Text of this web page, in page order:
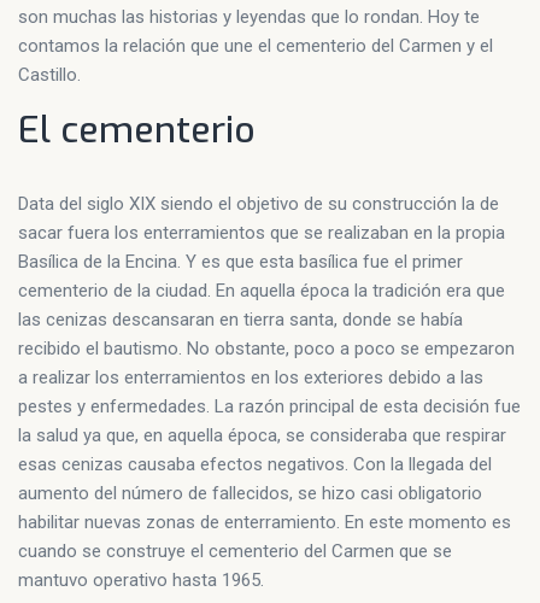
son muchas las historias y leyendas que lo rondan. Hoy te
contamos la relación que une el cementerio del Carmen y el
Castillo.
El cementerio
Data del siglo XIX siendo el objetivo de su construcción la de
sacar fuera los enterramientos que se realizaban en la propia
Basílica de la Encina. Y es que esta basílica fue el primer
cementerio de la ciudad. En aquella época la tradición era que
las cenizas descansaran en tierra santa, donde se había
recibido el bautismo. No obstante, poco a poco se empezaron
a realizar los enterramientos en los exteriores debido a las
pestes y enfermedades. La razón principal de esta decisión fue
la salud ya que, en aquella época, se consideraba que respirar
esas cenizas causaba efectos negativos. Con la llegada del
aumento del número de fallecidos, se hizo casi obligatorio
habilitar nuevas zonas de enterramiento. En este momento es
cuando se construye el cementerio del Carmen que se
mantuvo operativo hasta 1965.